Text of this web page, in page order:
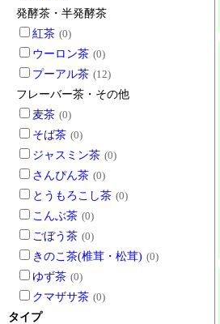
発酵茶・半発酵茶
紅茶 (0)
ウーロン茶 (0)
プーアル茶 (12)
フレーバー茶・その他
麦茶 (0)
そば茶 (0)
ジャスミン茶 (0)
さんぴん茶 (0)
とうもろこし茶 (0)
こんぶ茶 (0)
ごぼう茶 (0)
きのこ茶(椎茸・松茸) (0)
ゆず茶 (0)
クマザサ茶 (0)
タイプ